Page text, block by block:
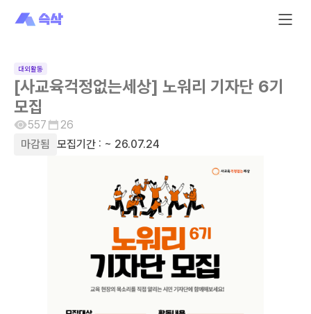
대외활동
[사교육걱정없는세상] 노워리 기자단 6기
모집
557
26
마감됨
모집기간 : ~ 26.07.24